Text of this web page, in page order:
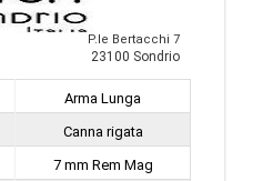
P.le Bertacchi 7
23100 Sondrio
Arma Lunga
Canna rigata
7 mm Rem Mag